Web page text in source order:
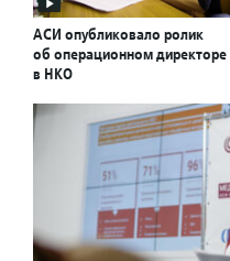
АСИ опубликовало ролик
об операционном директоре
в НКО